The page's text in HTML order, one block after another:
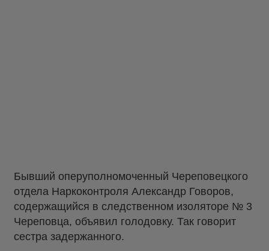
Бывший оперуполномоченный Череповецкого
отдела Наркоконтроля Александр Говоров,
содержащийся в следственном изоляторе № 3
Череповца, объявил голодовку. Так говорит
сестра задержанного.